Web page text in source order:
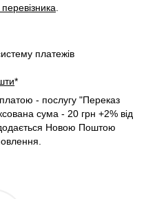
платежів
*
- послугу "Переказ
сума - 20 грн +2% від
Новою Поштою